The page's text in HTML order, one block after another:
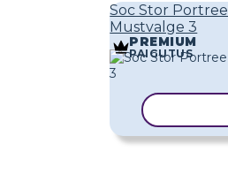
Soc Stor Portree
Mustvalge 3
PREMIUM
PAIGUTUS